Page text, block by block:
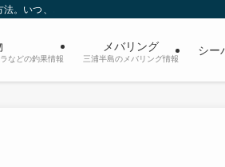
。いつ、どのポイントでどんなタイミング
などの釣果情報
メバリング
三浦半島のメバリング情報
シー